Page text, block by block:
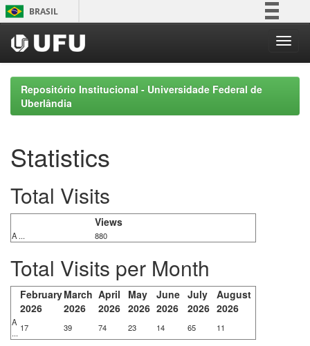
Skip
navigation
BRASIL
Participe
Acesso à informação
Legislação
Repositório Institucional - Universidade Federal de
Uberlândia
Statistics
Total Visits
Views
A ... 880
Total Visits per Month
February
2026
March
2026
April
2026
May
2026
June
2026
July
2026
August
2026
A
... 17 39 74 23 14 65 11